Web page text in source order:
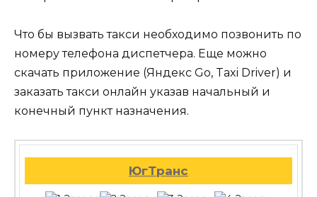
Что бы вызвать такси необходимо позвонить по
номеру телефона диспетчера. Еще можно
скачать приложение (Яндекс Go, Taxi Driver) и
заказать такси онлайн указав начальный и
конечный пункт назначения.
ЮгТранс